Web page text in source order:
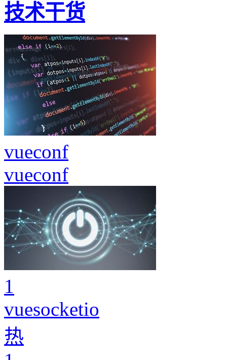
技术干货
vueconf
vueconf
1
vuesocketio
热